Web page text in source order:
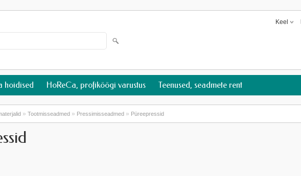
Keel
hoidised HoReCa, profiköögi varustus Teenused, seadmete rent
» Tootmisseadmed » Pressimisseadmed » Püreepressid